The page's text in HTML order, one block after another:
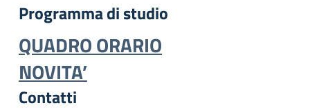
Programma di studio
QUADRO ORARIO
NOVITA’
Contatti